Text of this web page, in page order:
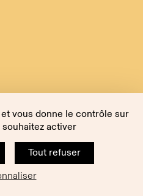
vous donne le contrôle sur
activer
Tout refuser